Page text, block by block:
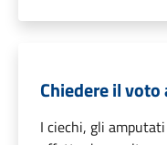
Chiedere il
I ciechi, gli